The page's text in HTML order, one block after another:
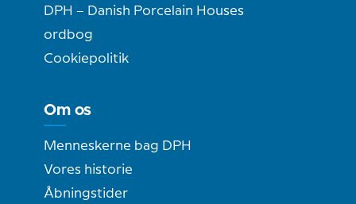
DPH – Danish Porcelain Houses
ordbog
Cookiepolitik
Om os
Menneskerne bag DPH
Vores historie
Åbningstider